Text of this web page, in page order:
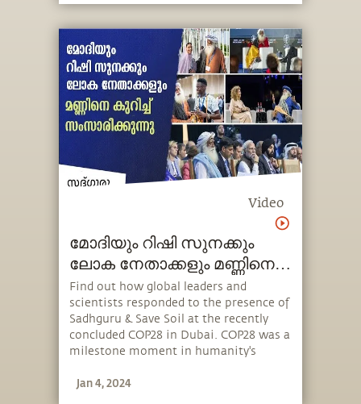
Video
മോദിയും റിഷി സുനക്കും
ലോക നേതാക്കളും മണ്ണിനെ
കുറിച്ച് സംസാരിക്കുന്നു
Find out how global leaders and
scientists responded to the presence of
Sadhguru & Save Soil at the recently
concluded COP28 in Dubai. COP28 was a
milestone moment in humanity's
it recognized the substantial role that
Jan 4, 2024